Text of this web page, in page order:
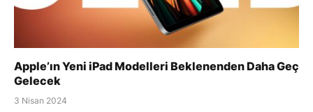
Apple’ın Yeni iPad Modelleri Beklenenden Daha Geç
Gelecek
3 Nisan 2024